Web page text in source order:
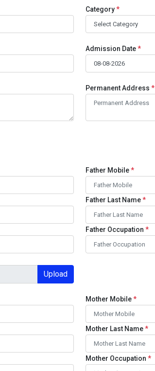
Category*
Admission Date*
Permanent Address *
Father Mobile*
Father Last Name*
Father Occupation *
Upload
Mother Mobile*
Mother Last Name*
Mother Occupation *